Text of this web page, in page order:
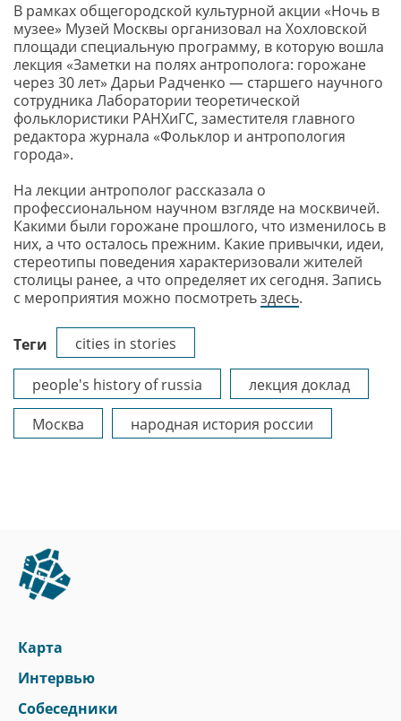
В рамках общегородской культурной акции «Ночь в
музее» Музей Москвы организовал на Хохловской
площади специальную программу, в которую вошла
лекция «Заметки на полях антрополога: горожане
через 30 лет» Дарьи Радченко — старшего научного
сотрудника Лаборатории теоретической
фольклористики РАНХиГС, заместителя главного
редактора журнала «Фольклор и антропология
города».
На лекции антрополог рассказала о
профессиональном научном взгляде на москвичей.
Какими были горожане прошлого, что изменилось в
них, а что осталось прежним. Какие привычки, идеи,
стереотипы поведения характеризовали жителей
столицы ранее, а что определяет их сегодня. Запись
с мероприятия можно посмотретьздесь.
Теги cities in stories
people's history of russia
лекция доклад
Москва
народная история россии
Карта
Интервью
Собеседники